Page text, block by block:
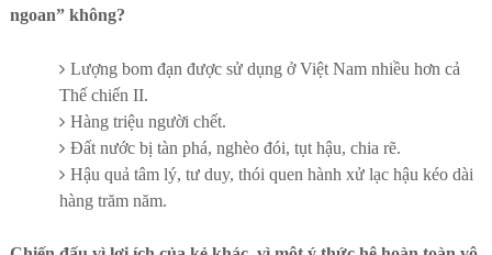
ngoan” không?
Lượng bom đạn được sử dụng ở Việt Nam nhiều hơn cả
Thế chiến II.
Hàng triệu người chết.
Đất nước bị tàn phá, nghèo đói, tụt hậu, chia rẽ.
Hậu quả tâm lý, tư duy, thói quen hành xử lạc hậu kéo dài
hàng trăm năm.